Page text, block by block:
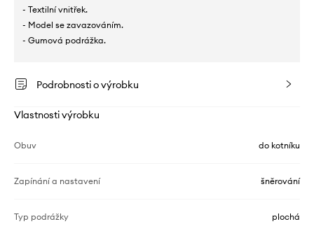
- Textilní vnitřek.
- Model se zavazováním.
- Gumová podrážka.
Podrobnosti o výrobku
Vlastnosti výrobku
Obuv do kotníku
Zapínání a nastavení šněrování
Typ podrážky plochá